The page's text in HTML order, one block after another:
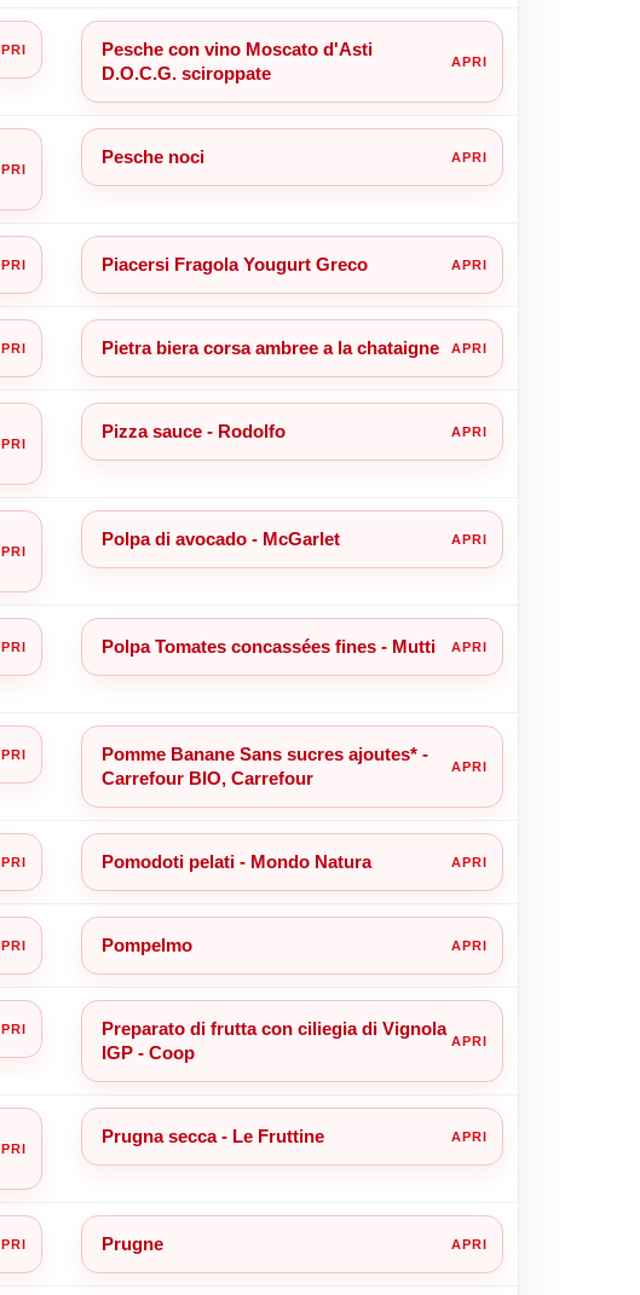
Pesche con vino Moscato d'Asti
D.O.C.G. sciroppate
Pesche noci
Piacersi Fragola Yougurt Greco
Pietra biera corsa ambree a la chataigne
Pizza sauce - Rodolfo
Polpa di avocado - McGarlet
Polpa Tomates concassées fines - Mutti
Pomme Banane Sans sucres ajoutes* -
Carrefour BIO, Carrefour
Pomodoti pelati - Mondo Natura
Pompelmo
Preparato di frutta con ciliegia di Vignola
IGP - Coop
Prugna secca - Le Fruttine
Prugne